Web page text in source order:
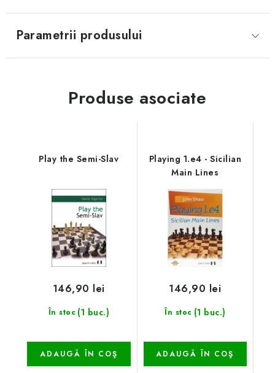
Parametrii produsului
Produse asociate
Play the Semi-Slav
În stoc (1 buc.)
146,90 lei
ADAUGĂ ÎN COŞ
Playing 1.e4 - Sicilian
Main Lines
În stoc (1 buc.)
146,90 lei
ADAUGĂ ÎN COŞ